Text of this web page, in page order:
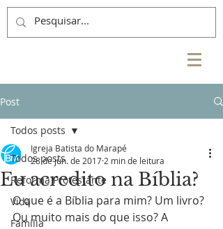
Post
Todos posts
Reforma Protestante
Vida
Família
Todos posts
Eu acredito na Bíblia?
Igreja Batista do Marapé
28 de jun. de 2017 2 min de leitura
O que é a Bíblia para mim? Um livro?
Ou muito mais do que isso? A